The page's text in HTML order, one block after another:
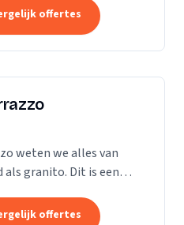
zelf...offertes
weten we alles van
granito. Dit is een
in elke vorm....
offertes